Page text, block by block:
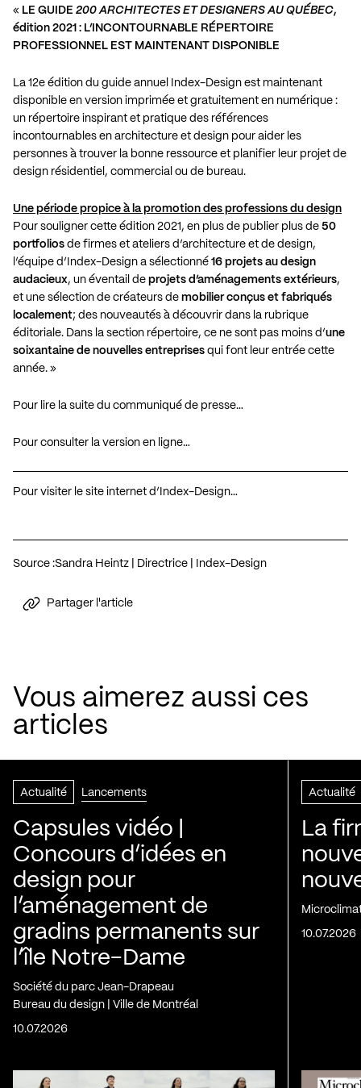
« LE GUIDE 200 ARCHITECTES ET DESIGNERS AU QUÉBEC,
édition 2021 : L’INCONTOURNABLE RÉPERTOIRE
PROFESSIONNEL EST MAINTENANT DISPONIBLE
La 12e édition du guide annuel Index-Design est maintenant
disponible en version imprimée et gratuitement en numérique :
un répertoire inspirant et pratique des références
incontournables en architecture et design pour aider les
personnes à trouver la bonne ressource et planifier leur projet de
design résidentiel, commercial ou de bureau.
Une période propice à la promotion des professions du design
Pour souligner cette édition 2021, en plus de publier plus de 50
portfolios de firmes et ateliers d’architecture et de design,
l’équipe d’Index-Design a sélectionné 16 projets au design
audacieux, un éventail de projets d’aménagements extérieurs,
et une sélection de créateurs de mobilier conçus et fabriqués
localement; des nouveautés à découvrir dans la rubrique
éditoriale. Dans la section répertoire, ce ne sont pas moins d’une
soixantaine de nouvelles entreprises qui font leur entrée cette
année. »
Pour lire la suite du communiqué de presse…
Pour consulter la version en ligne…
Pour visiter le site internet d’Index-Design…
Source :Sandra Heintz | Directrice | Index-Design
Partager l'article
Vous aimerez aussi ces
articles
Actualité Lancements
Capsules vidéo |
Concours d’idées en
design pour
l’aménagement de
gradins permanents sur
l’île Notre-Dame
Société du parc Jean-Drapeau
Bureau du design | Ville de Montréal
10.07.2026
Actualité
La
10.07.2026